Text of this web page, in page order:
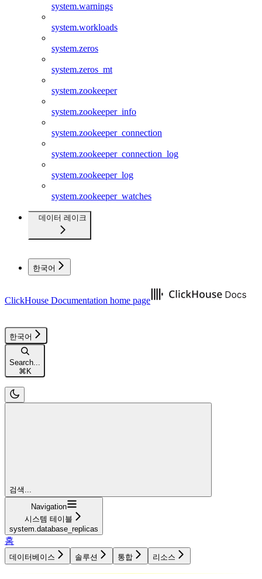
system.warnings
system.workloads
system.zeros
system.zeros_mt
system.zookeeper
system.zookeeper_info
system.zookeeper_connection
system.zookeeper_connection_log
system.zookeeper_log
system.zookeeper_watches
데이터 레이크
한국어
ClickHouse Documentation home page
한국어
Search...
⌘K
검색...
Navigation
시스템 테이블
system.database_replicas
홈
데이터베이스 솔루션 통합 리소스